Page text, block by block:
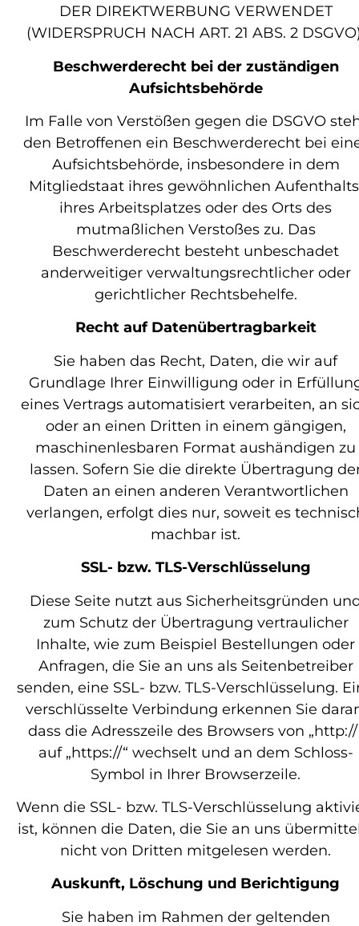
DER DIREKTWERBUNG VERWENDET
(WIDERSPRUCH NACH ART. 21 ABS. 2
Beschwerderecht bei der zuständigen
Aufsichtsbehörde
Im Falle von Verstößen gegen die DSGVO
den Betroffenen ein Beschwerderecht bei
Aufsichtsbehörde, insbesondere in dem
Mitgliedstaat ihres gewöhnlichen
ihres Arbeitsplatzes oder des Orts des
mutmaßlichen Verstoßes zu. Das
Beschwerderecht besteht unbeschadet
anderweitiger verwaltungsrechtlicher oder
gerichtlicher Rechtsbehelfe.
Recht auf Datenübertragbarkeit
Sie haben das Recht, Daten, die wir auf
Grundlage Ihrer Einwilligung oder in
eines Vertrags automatisiert verarbeiten, an
oder an einen Dritten in einem gängigen,
maschinenlesbaren Format aushändigen zu
lassen. Sofern Sie die direkte Übertragung
Daten an einen anderen Verantwortlichen
verlangen, erfolgt dies nur, soweit es
machbar ist.
SSL- bzw. TLS-Verschlüsselung
Diese Seite nutzt aus Sicherheitsgründen
zum Schutz der Übertragung vertraulicher
Inhalte, wie zum Beispiel Bestellungen oder
Anfragen, die Sie an uns als Seitenbetreiber
senden, eine SSL- bzw. TLS-Verschlüsselung.
verschlüsselte Verbindung erkennen Sie
dass die Adresszeile des Browsers von „http://
auf „https://“ wechselt und an dem Schloss-
Symbol in Ihrer Browserzeile.
Wenn die SSL- bzw. TLS-Verschlüsselung
ist, können die Daten, die Sie an uns
nicht von Dritten mitgelesen werden.
Auskunft, Löschung und Berichtigung
Sie haben im Rahmen der geltenden